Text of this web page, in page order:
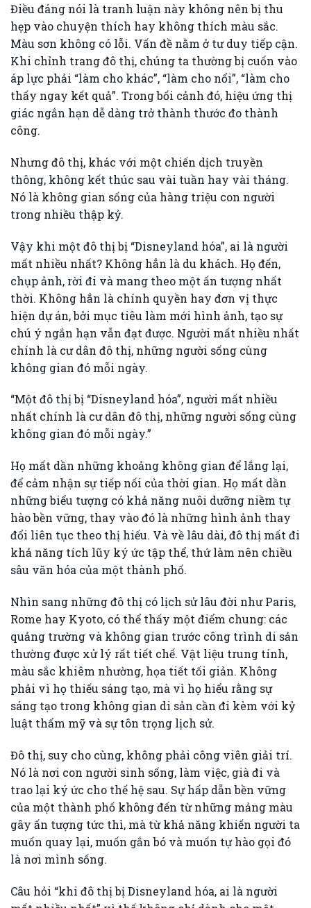
Điều đáng nói là tranh luận này không nên bị thu
hẹp vào chuyện thích hay không thích màu sắc.
Màu sơn không có lỗi. Vấn đề nằm ở tư duy tiếp cận.
Khi chỉnh trang đô thị, chúng ta thường bị cuốn vào
áp lực phải “làm cho khác”, “làm cho nổi”, “làm cho
thấy ngay kết quả”. Trong bối cảnh đó, hiệu ứng thị
giác ngắn hạn dễ dàng trở thành thước đo thành
công.
Nhưng đô thị, khác với một chiến dịch truyền
thông, không kết thúc sau vài tuần hay vài tháng.
Nó là không gian sống của hàng triệu con người
trong nhiều thập kỷ.
Vậy khi một đô thị bị “Disneyland hóa”, ai là người
mất nhiều nhất? Không hẳn là du khách. Họ đến,
chụp ảnh, rời đi và mang theo một ấn tượng nhất
thời. Không hẳn là chính quyền hay đơn vị thực
hiện dự án, bởi mục tiêu làm mới hình ảnh, tạo sự
chú ý ngắn hạn vẫn đạt được. Người mất nhiều nhất
chính là cư dân đô thị, những người sống cùng
không gian đó mỗi ngày.
“Một đô thị bị “Disneyland hóa”, người mất nhiều
nhất chính là cư dân đô thị, những người sống cùng
không gian đó mỗi ngày.”
Họ mất dần những khoảng không gian để lắng lại,
để cảm nhận sự tiếp nối của thời gian. Họ mất dần
những biểu tượng có khả năng nuôi dưỡng niềm tự
hào bền vững, thay vào đó là những hình ảnh thay
đổi liên tục theo thị hiếu. Và về lâu dài, đô thị mất đi
khả năng tích lũy ký ức tập thể, thứ làm nên chiều
sâu văn hóa của một thành phố.
Nhìn sang những đô thị có lịch sử lâu đời như Paris,
Rome hay Kyoto, có thể thấy một điểm chung: các
quảng trường và không gian trước công trình di sản
thường được xử lý rất tiết chế. Vật liệu trung tính,
màu sắc khiêm nhường, họa tiết tối giản. Không
phải vì họ thiếu sáng tạo, mà vì họ hiểu rằng sự
sáng tạo trong không gian di sản cần đi kèm với kỷ
luật thẩm mỹ và sự tôn trọng lịch sử.
Đô thị, suy cho cùng, không phải công viên giải trí.
Nó là nơi con người sinh sống, làm việc, già đi và
trao lại ký ức cho thế hệ sau. Sự hấp dẫn bền vững
của một thành phố không đến từ những mảng màu
gây ấn tượng tức thì, mà từ khả năng khiến người ta
muốn quay lại, muốn gắn bó và muốn tự hào gọi đó
là nơi mình sống.
Câu hỏi “khi đô thị bị Disneyland hóa, ai là người